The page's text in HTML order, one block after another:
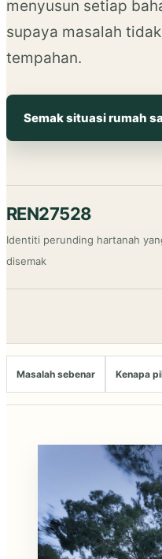
menyusun setiap
supaya masalah
tempahan.
Semak situasi rumah
REN27528
Identiti perunding hartanah
disemak
Masalah sebenar Kenapa